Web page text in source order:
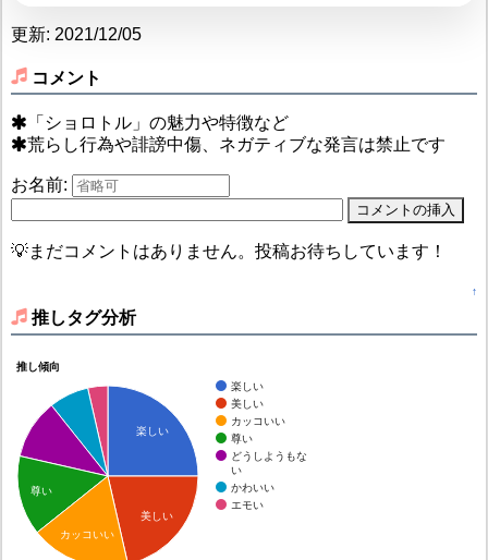
更新: 2021/12/05
コメント
「ショロトル」の魅力や特徴など
荒らし行為や誹謗中傷、ネガティブな発言は禁止です
お名前:
💡まだコメントはありません。投稿お待ちしています！
↑
推しタグ分析
推し傾向
楽しい
美しい
カッコいい
尊い
どうしようもな
い
かわいい
エモい
楽しい
美しい
尊い
カッコいい